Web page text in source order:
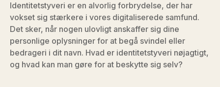
Identitetstyveri er en alvorlig forbrydelse, der har
vokset sig stærkere i vores digitaliserede samfund.
Det sker, når nogen ulovligt anskaffer sig dine
personlige oplysninger for at begå svindel eller
bedrageri i dit navn. Hvad er identitetstyveri nøjagtigt,
og hvad kan man gøre for at beskytte sig selv?